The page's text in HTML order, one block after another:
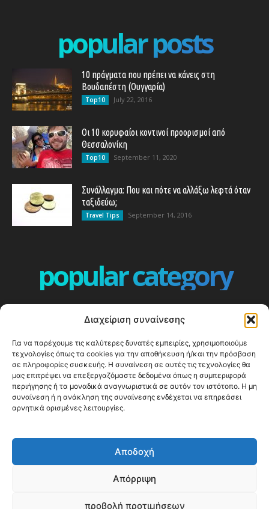
Διαχείριση συναίνεσης
Για να παρέχουμε τις καλύτερες δυνατές εμπειρίες, χρησιμοποιούμε
τεχνολογίες όπως τα cookies για την αποθήκευση ή/και την πρόσβαση
σε πληροφορίες συσκευής. Η συναίνεση σε αυτές τις τεχνολογίες θα
μας επιτρέψει να επεξεργαζόμαστε δεδομένα όπως η συμπεριφορά
περιήγησης ή τα μοναδικά αναγνωριστικά σε αυτόν τον ιστότοπο. Η μη
συναίνεση ή η ανάκληση της συναίνεσης ενδέχεται να επηρεάσει
αρνητικά ορισμένες λειτουργίες.
Αποδοχή
Απόρριψη
προβολή προτιμήσεων
popular posts
10 πράγματα που πρέπει να κάνεις στη
Βουδαπέστη (Ουγγαρία)
Top10 July 22, 2016
Οι 10 κορυφαίοι κοντινοί προορισμοί από
Θεσσαλονίκη
Top10 September 11, 2020
Συνάλλαγμα: Που και πότε να αλλάξω λεφτά όταν
ταξιδεύω;
Travel Tips September 14, 2016
popular category
360
ΕΥΡΩΠΗ
332
ΚΟΣΜΟΣ - WORLD
328
Top10
303
Cool spots
ΝΗΣΙΑ
247
© Happy Traveller 2014-2025